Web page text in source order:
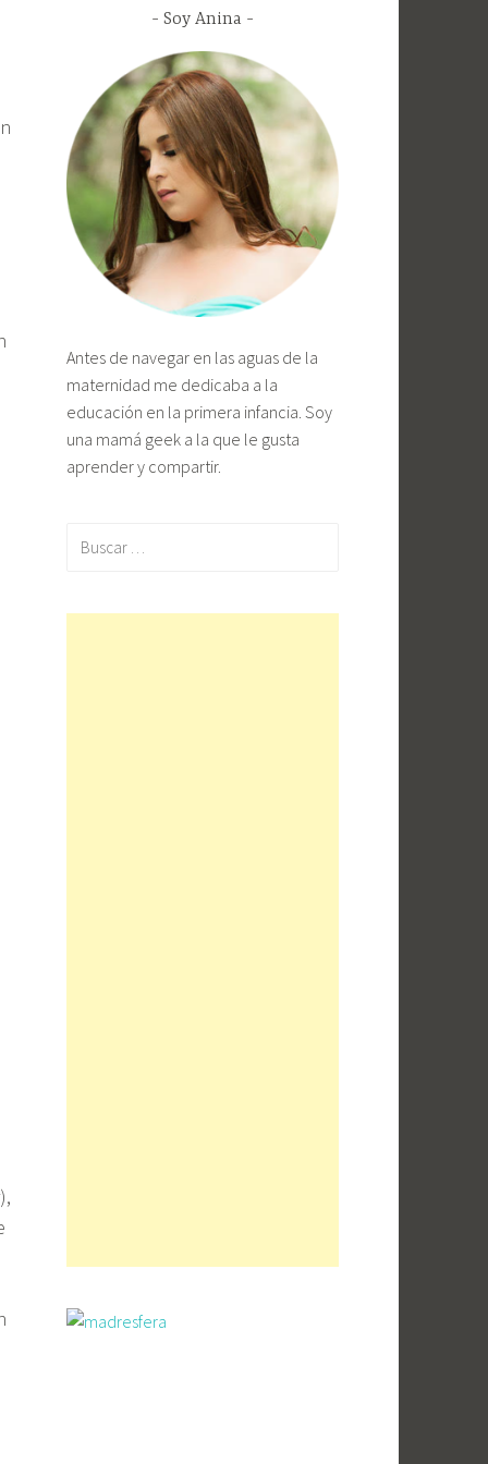
Soy Anina
Antes de navegar en las aguas de la
maternidad me dedicaba a la
educación en la primera infancia. Soy
una mamá geek a la que le gusta
aprender y compartir.